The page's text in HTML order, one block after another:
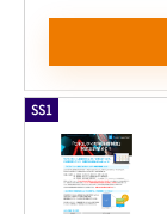
SS1